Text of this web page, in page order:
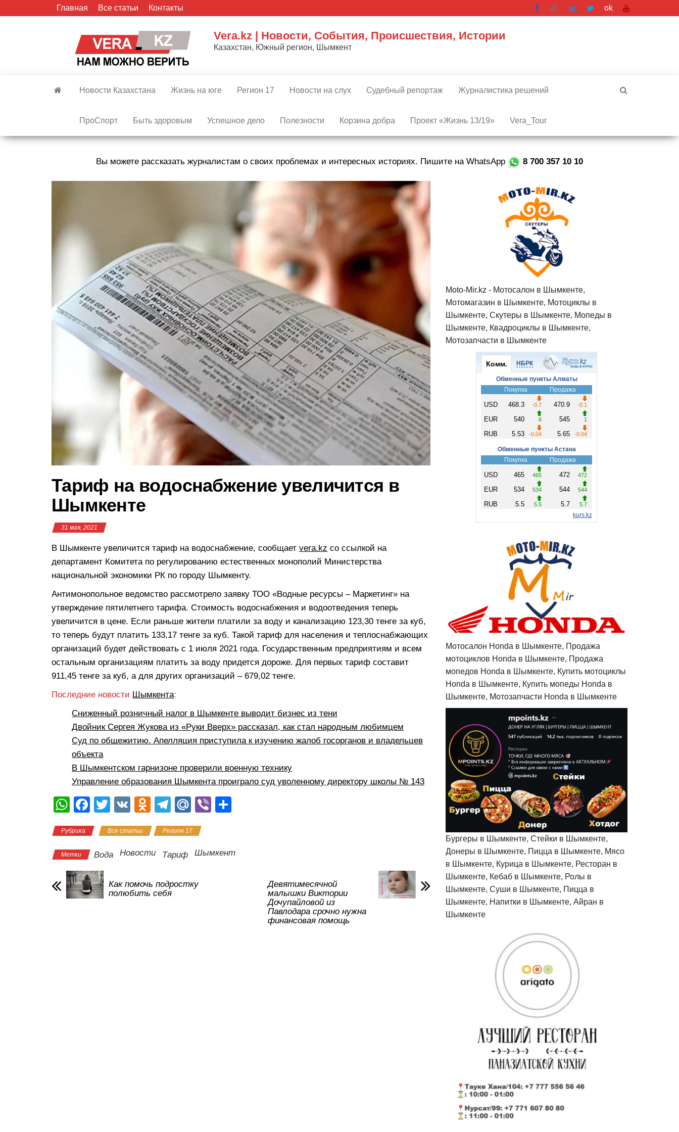
Главная Все статьи Контакты ok
Vera.kz | Новости, События, Происшествия, Истории
Казахстан, Южный регион, Шымкент
Новости Казахстана Жизнь на юге Регион 17 Новости на слух Судебный репортаж Журналистика решений
ПроСпорт Быть здоровым Успешное дело Полезности Корзина добра Проект «Жизнь 13/19» Vera_Tour
Вы можете рассказать журналистам о своих проблемах и интересных историях. Пишите на WhatsApp 8 700 357 10 10
Тариф на водоснабжение увеличится в
Шымкенте
31 мая, 2021
В Шымкенте увеличится тариф на водоснабжение, сообщает vera.kz со ссылкой на
департамент Комитета по регулированию естественных монополий Министерства
национальной экономики РК по городу Шымкенту.
Антимонопольное ведомство рассмотрело заявку ТОО «Водные ресурсы – Маркетинг» на
утверждение пятилетнего тарифа. Стоимость водоснабжения и водоотведения теперь
увеличится в цене. Если раньше жители платили за воду и канализацию 123,30 тенге за куб,
то теперь будут платить 133,17 тенге за куб. Такой тариф для населения и теплоснабжающих
организаций будет действовать с 1 июля 2021 года. Государственным предприятиям и всем
остальным организациям платить за воду придется дороже. Для первых тариф составит
911,45 тенге за куб, а для других организаций – 679,02 тенге.
Последние новости Шымкента:
Сниженный розничный налог в Шымкенте выводит бизнес из тени
Двойник Сергея Жукова из «Руки Вверх» рассказал, как стал народным любимцем
Суд по общежитию. Апелляция приступила к изучению жалоб госорганов и владельцев
объекта
В Шымкентском гарнизоне проверили военную технику
Управление образования Шымкента проиграло суд уволенному директору школы № 143
W
at
s
A
p
p
F
c
e
b
o
o
T
tt
er
V
O
n
o
a
ss
T
e
gr
m
M
.R
u
Vi
а
Рубрика Все статьи Регион 17
Метки Вода Новости Тариф Шымкент
Как помочь подростку
полюбить себя
Девятимесячной
малышки Виктории
Дочупайловой из
Павлодара срочно нужна
финансовая помощь
Moto-Mir.kz - Мотосалон в Шымкенте,
Мотомагазин в Шымкенте, Мотоциклы в
Шымкенте, Скутеры в Шымкенте, Мопеды в
Шымкенте, Квадроциклы в Шымкенте,
Мотозапчасти в Шымкенте
Мотосалон Honda в Шымкенте, Продажа
мотоциклов Honda в Шымкенте, Продажа
мопедов Honda в Шымкенте, Купить мотоциклы
Honda в Шымкенте, Купить мопеды Honda в
Шымкенте, Мотозапчасти Honda в Шымкенте
Бургеры в Шымкенте, Стейки в Шымкенте,
Донеры в Шымкенте, Пицца в Шымкенте, Мясо
в Шымкенте, Курица в Шымкенте, Ресторан в
Шымкенте, Кебаб в Шымкенте, Ролы в
Шымкенте, Суши в Шымкенте, Пицца в
Шымкенте, Напитки в Шымкенте, Айран в
Шымкенте